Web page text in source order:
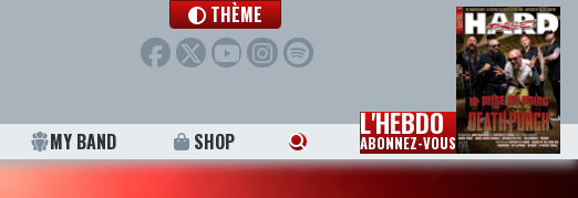
THÈME
MY BAND SHOP L'HEBDO
ABONNEZ-VOUS